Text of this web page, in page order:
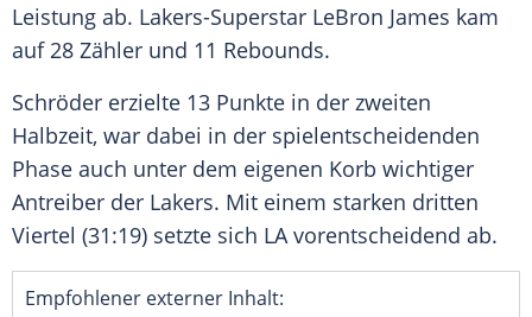
Leistung ab. Lakers-Superstar LeBron James kam
auf 28 Zähler und 11 Rebounds.
Schröder erzielte 13 Punkte in der zweiten
Halbzeit, war dabei in der spielentscheidenden
Phase auch unter dem eigenen Korb wichtiger
Antreiber der Lakers. Mit einem starken dritten
Viertel (31:19) setzte sich LA vorentscheidend ab.
Empfohlener externer Inhalt: